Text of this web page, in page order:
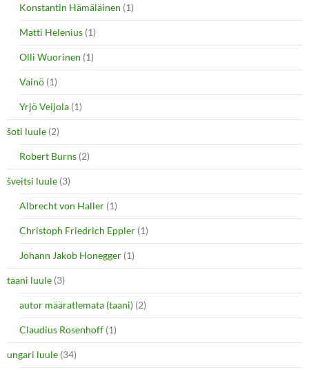
Konstantin Hämäläinen (1)
Matti Helenius (1)
Olli Wuorinen (1)
Vainö (1)
Yrjö Veijola (1)
šoti luule (2)
Robert Burns (2)
šveitsi luule (3)
Albrecht von Haller (1)
Christoph Friedrich Eppler (1)
Johann Jakob Honegger (1)
taani luule (3)
autor määratlemata (taani) (2)
Claudius Rosenhoff (1)
ungari luule (34)